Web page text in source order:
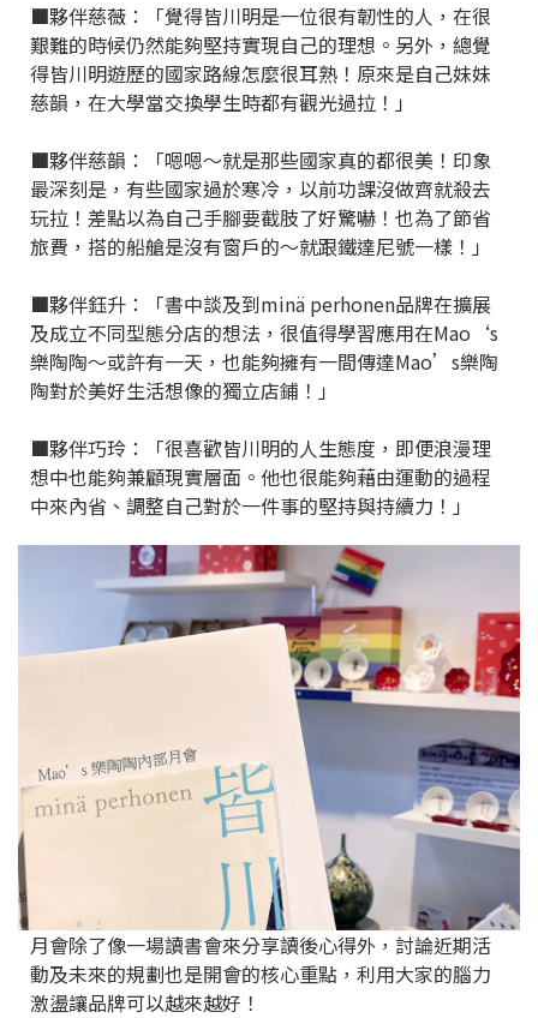
■夥伴慈薇：「覺得皆川明是一位很有韌性的人，在很
艱難的時候仍然能夠堅持實現自己的理想。另外，總覺
得皆川明遊歷的國家路線怎麼很耳熟！原來是自己妹妹
慈韻，在大學當交換學生時都有觀光過拉！」
■夥伴慈韻：「嗯嗯～就是那些國家真的都很美！印象
最深刻是，有些國家過於寒冷，以前功課沒做齊就殺去
玩拉！差點以為自己手腳要截肢了好驚嚇！也為了節省
旅費，搭的船艙是沒有窗戶的～就跟鐵達尼號一樣！」
■夥伴鈺升：「書中談及到minä perhonen品牌在擴展
及成立不同型態分店的想法，很值得學習應用在Mao‘s
樂陶陶～或許有一天，也能夠擁有一間傳達Mao’s樂陶
陶對於美好生活想像的獨立店鋪！」
■夥伴巧玲：「很喜歡皆川明的人生態度，即便浪漫理
想中也能夠兼顧現實層面。他也很能夠藉由運動的過程
中來內省、調整自己對於一件事的堅持與持續力！」
月會除了像一場讀書會來分享讀後心得外，討論近期活
動及未來的規劃也是開會的核心重點，利用大家的腦力
激盪讓品牌可以越來越好！